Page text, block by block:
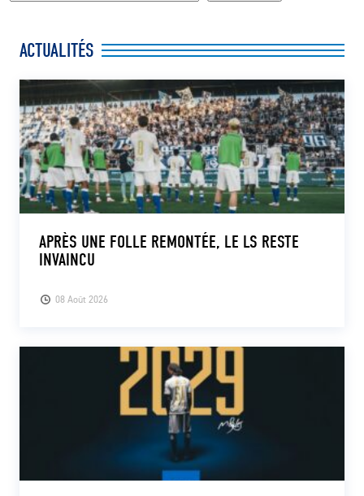
ACTUALITÉS
08 Août 2026
APRÈS UNE FOLLE REMONTÉE, LE LS RESTE
INVAINCU